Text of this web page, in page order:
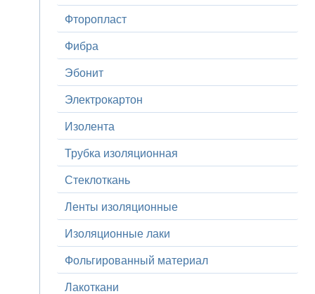
Фторопласт
Фибра
Эбонит
Электрокартон
Изолента
Трубка изоляционная
Стеклоткань
Ленты изоляционные
Изоляционные лаки
Фольгированный материал
Лакоткани